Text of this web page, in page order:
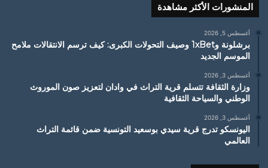
المنشورات الأكثر مشاهدة
أغسطس 5, 2026
برشلونة و1xBet وصيف التحولات الكبرى: كيف ترسم الانتقالات ملامح
الموسم الجديد
أغسطس 3, 2026
وزارة الثقافة تتسلم قرية التراث في وادان لتعزيز صون الموروث
الوطني والسياحة الثقافية
أغسطس 3, 2026
اليونسكو تدرج قرية سيدي بوسعيد التونسية ضمن قائمة التراث
العالمي